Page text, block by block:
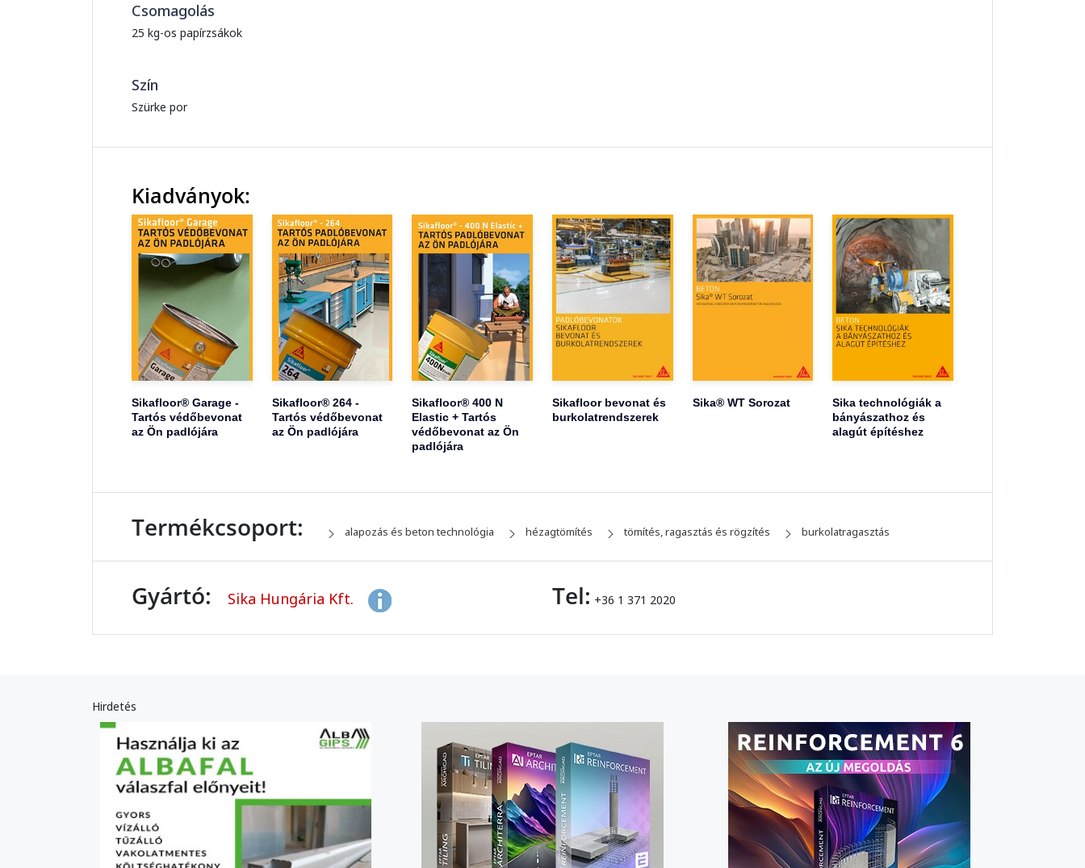
Csomagolás
25 kg-os papírzsákok
Szín
Szürke por
Kiadványok:
Sikafloor® Garage -
Tartós védőbevonat
az Ön padlójára
Sikafloor® 264 -
Tartós védőbevonat
az Ön padlójára
Sikafloor® 400 N
Elastic + Tartós
védőbevonat az Ön
padlójára
Sikafloor bevonat és
burkolatrendszerek
Sika® WT Sorozat
Sika technológiák a
bányászathoz és
alagút építéshez
Termékcsoport: alapozás és beton technológia hézagtömítés tömítés, ragasztás és rögzítés burkolatragasztás
Gyártó: Sika Hungária Kft. Tel: +36 1 371 2020
Hirdetés